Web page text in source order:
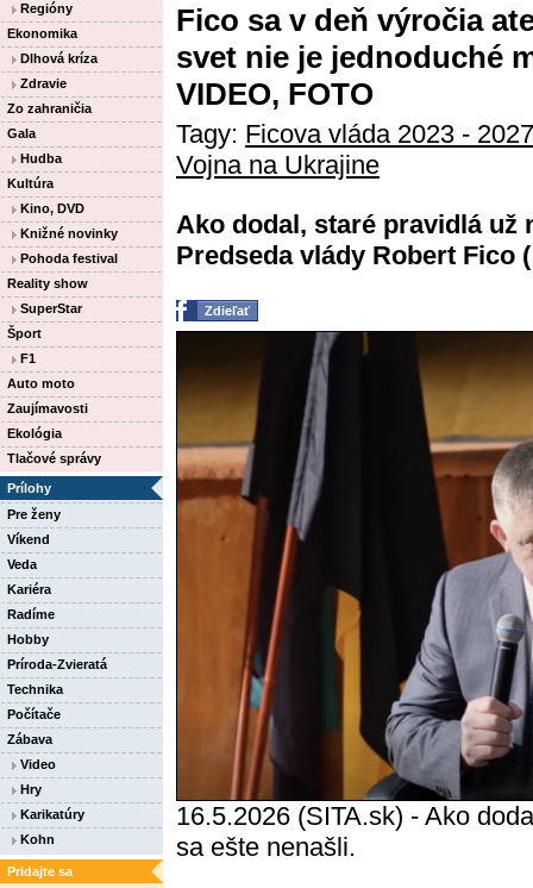
Regióny
Ekonomika
Dlhová kríza
Zdravie
Zo zahraničia
Gala
Hudba
Kultúra
Kino, DVD
Knižné novinky
Pohoda festival
Reality show
SuperStar
Šport
F1
Auto moto
Zaujímavosti
Ekológia
Tlačové správy
Prílohy
Pre ženy
Víkend
Veda
Kariéra
Radíme
Hobby
Príroda-Zvieratá
Technika
Počítače
Zábava
Video
Hry
Karikatúry
Kohn
Pridajte sa
Fico sa v deň výročia
svet nie je jednoduché
VIDEO, FOTO
Tagy: Ficova vláda 2023 -
Vojna na Ukrajine
Ako dodal, staré pravidlá už
Predseda vlády Robert Fico (
Zdieľať
16.5.2026 (SITA.sk) - Ako
sa ešte nenašli.